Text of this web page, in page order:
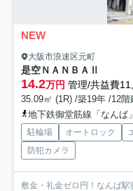
NEW
大阪市浪速区元町
是空ＮＡＮＢＡⅡ
14.2万円 管理/共益費
35.09㎡ (1R) /築19年 /12階
地下鉄御堂筋線「なんば
駐輪場 オートロック
防犯カメラ
敷金・礼金ゼロ円！なんば